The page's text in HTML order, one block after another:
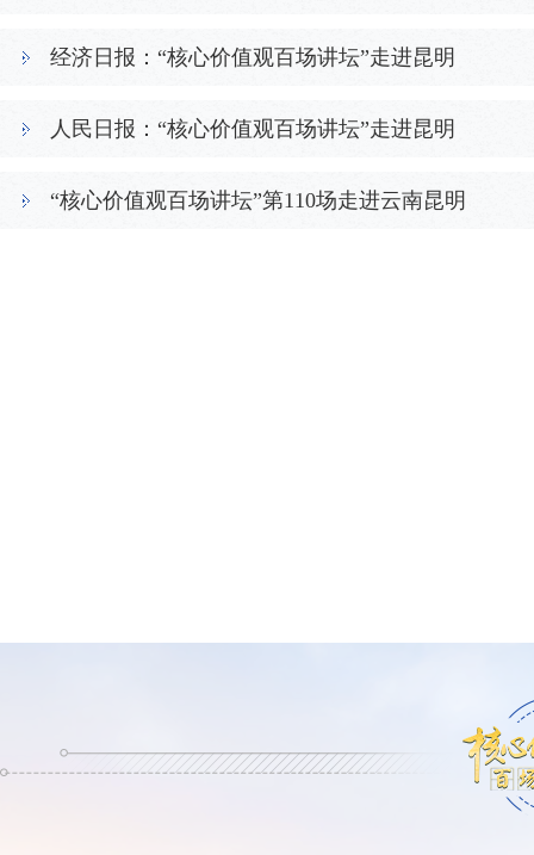
经济日报：“核心价值观百场讲坛”走进昆明
人民日报：“核心价值观百场讲坛”走进昆明
“核心价值观百场讲坛”第110场走进云南昆明